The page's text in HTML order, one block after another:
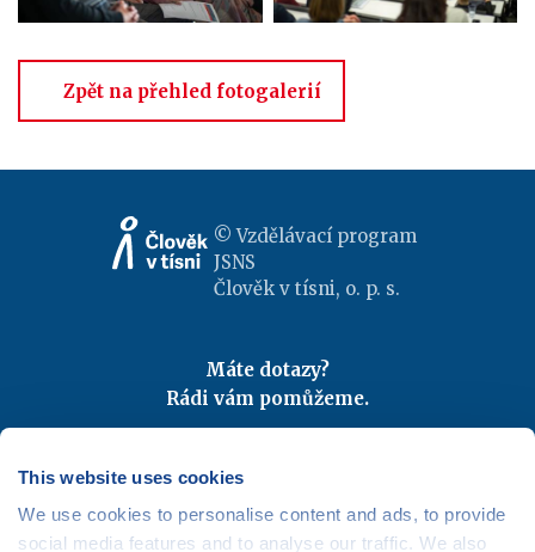
This website uses cookies
We use cookies to personalise content and ads, to provide
social media features and to analyse our traffic. We also
Zpět na přehled fotogalerií
© Vzdělávací program
JSNS
Člověk v tísni, o. p. s.
Máte dotazy?
Rádi vám pomůžeme.
Odebírejte newslettery
Mapa webu |Kariéra
Osobní údaje|Cookies